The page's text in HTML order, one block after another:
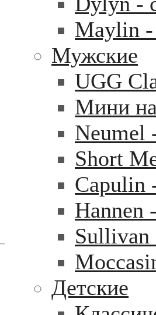
Maylin
Мужские
UGG
Мини
Neumel
Short
Capulin
Hannen
Sullivan
Детские